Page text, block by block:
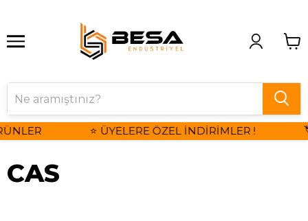
⭐ ÜYELERE ÖZEL İNDİRİMLER ! 🏷️
CAS